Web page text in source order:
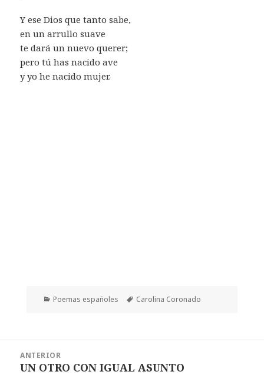
Y ese Dios que tanto sabe,
en un arrullo suave
te dará un nuevo querer;
pero tú has nacido ave
y yo he nacido mujer.
Categorías
Poemas españoles Etiquetas
Carolina Coronado
entradas
ANTERIOR
Entrada
UN OTRO CON IGUAL ASUNTO